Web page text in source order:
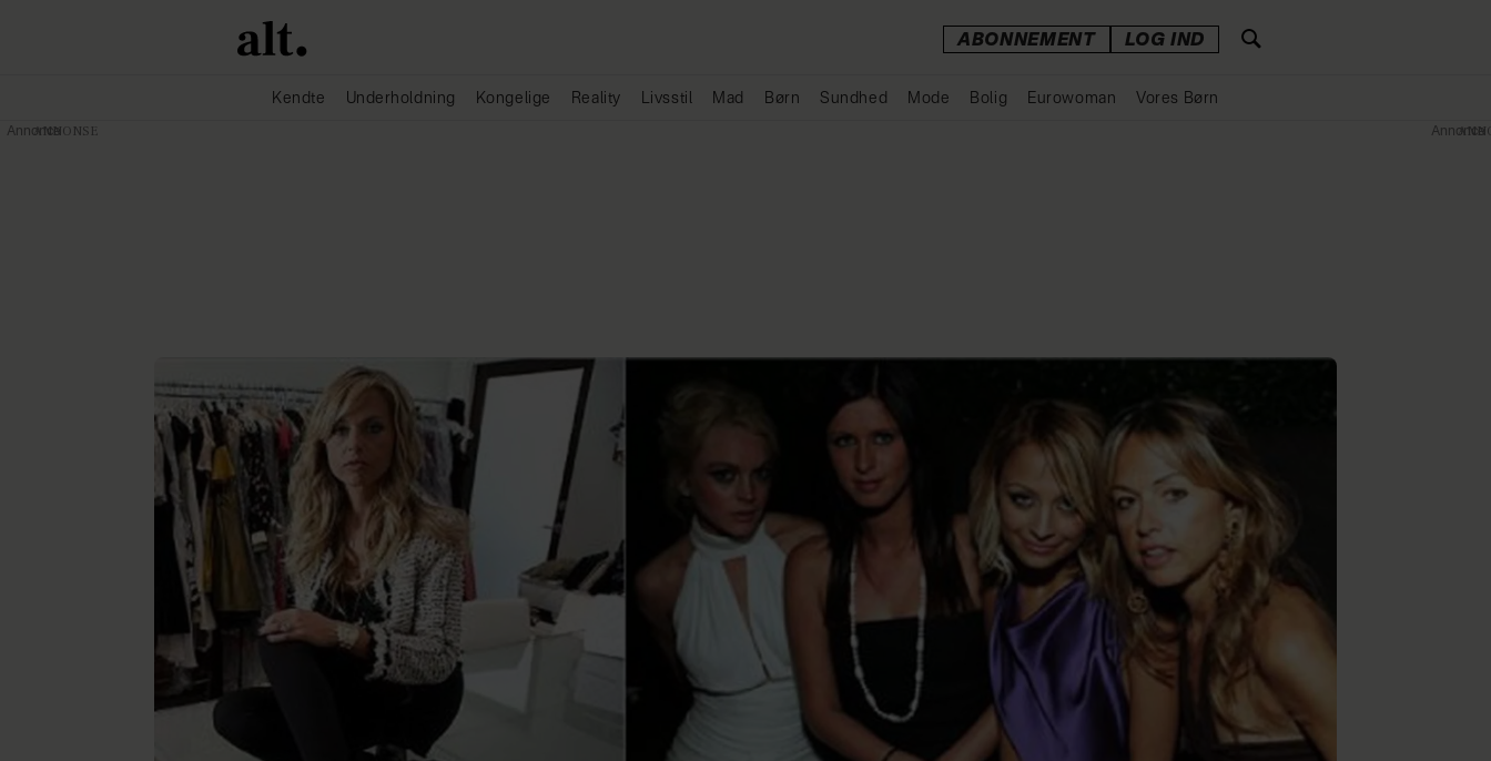
ABONNEMENT LOG IND
Kendte Underholdning Kongelige Reality Livsstil Mad Børn Sundhed Mode Bolig Eurowoman Vores Børn
Annonce Annonce